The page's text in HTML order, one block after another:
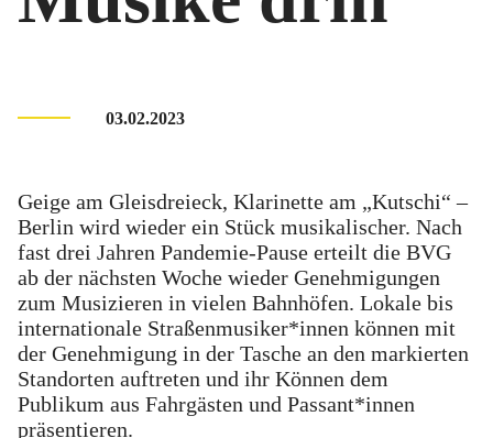
03.02.2023
Geige am Gleisdreieck, Klarinette am „Kutschi“ –
Berlin wird wieder ein Stück musikalischer. Nach
fast drei Jahren Pandemie-Pause erteilt die BVG
ab der nächsten Woche wieder Genehmigungen
zum Musizieren in vielen Bahnhöfen. Lokale bis
internationale Straßenmusiker*innen können mit
der Genehmigung in der Tasche an den markierten
Standorten auftreten und ihr Können dem
Publikum aus Fahrgästen und Passant*innen
präsentieren.